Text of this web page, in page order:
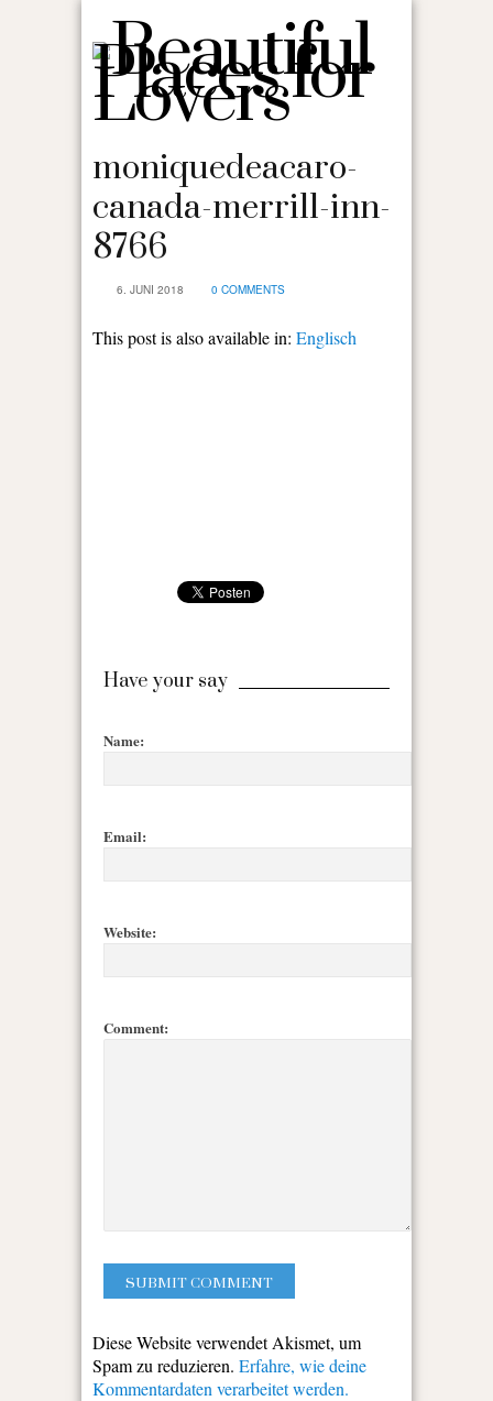
moniquedeacaro-
canada-merrill-inn-
8766
6. JUNI 2018 0 COMMENTS
This post is also available in: Englisch
Have your say
Name:
Email:
Website:
Comment:
Diese Website verwendet Akismet, um
Spam zu reduzieren. Erfahre, wie deine
Kommentardaten verarbeitet werden.